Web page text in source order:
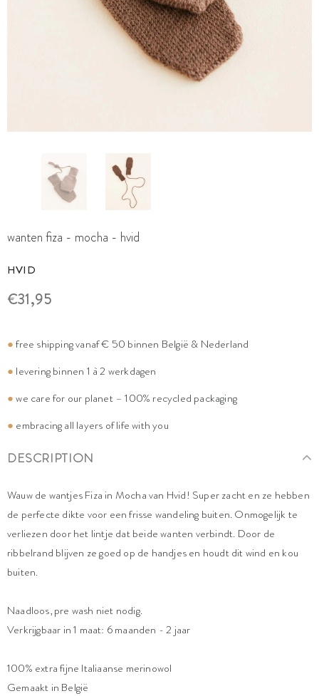
wanten fiza - mocha - hvid
HVID
€31,95
●free shipping vanaf € 50 binnen België & Nederland
● levering binnen 1 à 2 werkdagen
●we care for our planet – 100% recycled packaging
● embracing all layers of life with you
DESCRIPTION
Wauw de wantjes Fiza in Mocha van Hvid! Super zacht en ze hebben
de perfecte dikte voor een frisse wandeling buiten. Onmogelijk te
verliezen door het lintje dat beide wanten verbindt. Door de
ribbelrand blijven ze goed op de handjes en houdt dit wind en kou
buiten.
Naadloos, pre wash niet nodig.
Verkrijgbaar in 1 maat: 6 maanden - 2 jaar
100% extra fijne Italiaanse merinowol
Gemaakt in België